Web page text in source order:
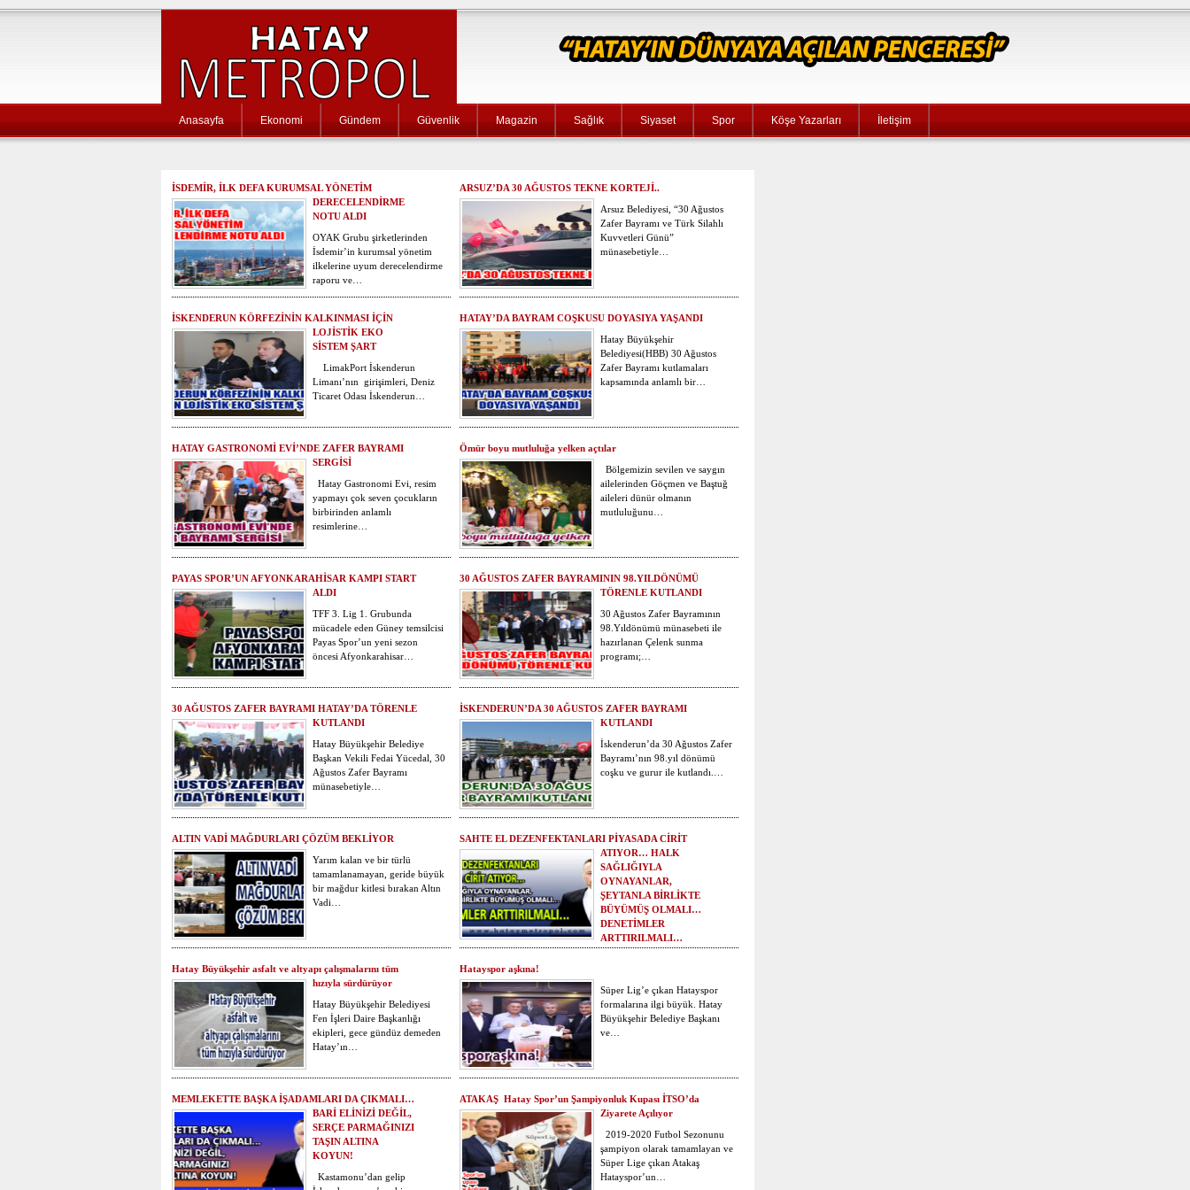
Anasayfa Ekonomi Gündem Güvenlik Magazin Sağlık Siyaset Spor Köşe Yazarları İletişim
İSDEMİR, İLK DEFA KURUMSAL YÖNETİM
DERECELENDİRME
NOTU ALDI
OYAK Grubu şirketlerinden
İsdemir’in kurumsal yönetim
ilkelerine uyum derecelendirme
raporu ve…
ARSUZ’DA 30 AĞUSTOS TEKNE KORTEJİ..
Arsuz Belediyesi, “30 Ağustos
Zafer Bayramı ve Türk Silahlı
Kuvvetleri Günü”
münasebetiyle…
İSKENDERUN KÖRFEZİNİN KALKINMASI İÇİN
LOJİSTİK EKO
SİSTEM ŞART
LimakPort İskenderun
Limanı’nın girişimleri, Deniz
Ticaret Odası İskenderun…
HATAY’DA BAYRAM COŞKUSU DOYASIYA YAŞANDI
Hatay Büyükşehir
Belediyesi(HBB) 30 Ağustos
Zafer Bayramı kutlamaları
kapsamında anlamlı bir…
HATAY GASTRONOMİ EVİ’NDE ZAFER BAYRAMI
SERGİSİ
Hatay Gastronomi Evi, resim
yapmayı çok seven çocukların
birbirinden anlamlı
resimlerine…
Ömür boyu mutluluğa yelken açtılar
Bölgemizin sevilen ve saygın
ailelerinden Göçmen ve Baştuğ
aileleri dünür olmanın
mutluluğunu…
PAYAS SPOR’UN AFYONKARAHİSAR KAMPI START
ALDI
TFF 3. Lig 1. Grubunda
mücadele eden Güney temsilcisi
Payas Spor’un yeni sezon
öncesi Afyonkarahisar…
30 AĞUSTOS ZAFER BAYRAMININ 98.YILDÖNÜMÜ
TÖRENLE KUTLANDI
30 Ağustos Zafer Bayramının
98.Yıldönümü münasebeti ile
hazırlanan Çelenk sunma
programı;…
30 AĞUSTOS ZAFER BAYRAMI HATAY’DA TÖRENLE
KUTLANDI
Hatay Büyükşehir Belediye
Başkan Vekili Fedai Yücedal, 30
Ağustos Zafer Bayramı
münasebetiyle…
İSKENDERUN’DA 30 AĞUSTOS ZAFER BAYRAMI
KUTLANDI
İskenderun’da 30 Ağustos Zafer
Bayramı’nın 98.yıl dönümü
coşku ve gurur ile kutlandı.…
ALTIN VADİ MAĞDURLARI ÇÖZÜM BEKLİYOR
Yarım kalan ve bir türlü
tamamlanamayan, geride büyük
bir mağdur kitlesi bırakan Altın
Vadi…
SAHTE EL DEZENFEKTANLARI PİYASADA CİRİT
ATIYOR… HALK
SAĞLIĞIYLA
OYNAYANLAR,
ŞEYTANLA BİRLİKTE
BÜYÜMÜŞ OLMALI…
DENETİMLER
ARTTIRILMALI…
önemsiyoruz… El
dezenfektanları korona
vebasıyla mücadelenin…
Hatay Büyükşehir asfalt ve altyapı çalışmalarını tüm
hızıyla sürdürüyor
Hatay Büyükşehir Belediyesi
Fen İşleri Daire Başkanlığı
ekipleri, gece gündüz demeden
Hatay’ın…
Hatayspor aşkına!
Süper Lig’e çıkan Hatayspor
formalarına ilgi büyük. Hatay
Büyükşehir Belediye Başkanı
ve…
MEMLEKETTE BAŞKA İŞADAMLARI DA ÇIKMALI…
BARİ ELİNİZİ DEĞİL,
SERÇE PARMAĞINIZI
TAŞIN ALTINA
KOYUN!
Kastamonu’dan gelip
ATAKAŞ Hatay Spor’un Şampiyonluk Kupası İTSO’da
Ziyarete Açılıyor
2019-2020 Futbol Sezonunu
şampiyon olarak tamamlayan ve
Süper Lige çıkan Atakaş
Hatayspor’un…